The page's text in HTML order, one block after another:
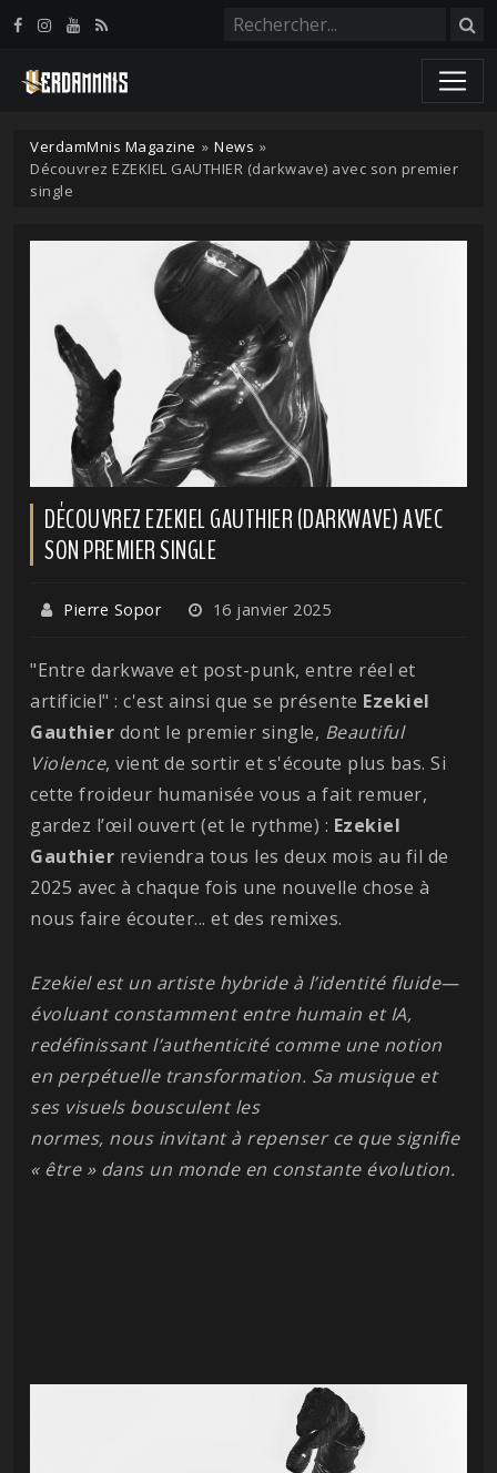
VerdamMnis Magazine » News »
Découvrez EZEKIEL GAUTHIER (darkwave) avec son premier
single
DÉCOUVREZ EZEKIEL GAUTHIER (DARKWAVE) AVEC
SON PREMIER SINGLE
Pierre Sopor 16 janvier 2025
"Entre darkwave et post-punk, entre réel et
artificiel" : c'est ainsi que se présente Ezekiel
Gauthier dont le premier single, Beautiful
Violence, vient de sortir et s'écoute plus bas. Si
cette froideur humanisée vous a fait remuer,
gardez l’œil ouvert (et le rythme) : Ezekiel
Gauthier reviendra tous les deux mois au fil de
2025 avec à chaque fois une nouvelle chose à
nous faire écouter... et des remixes.
Ezekiel est un artiste hybride à l’identité fluide—
évoluant constamment entre humain et IA,
redéfinissant l’authenticité comme une notion
en perpétuelle transformation. Sa musique et
ses visuels bousculent les
normes, nous invitant à repenser ce que signifie
« être » dans un monde en constante évolution.
Panneau de gestion des cookies